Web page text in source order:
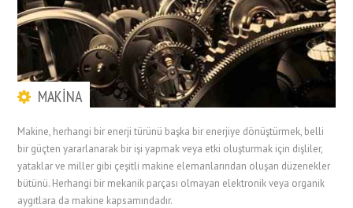
MAKİNA
Makine, herhangi bir enerji türünü başka bir enerjiye dönüştürmek, belli
bir güçten yararlanarak bir işi yapmak veya etki oluşturmak için dişliler,
yataklar ve miller gibi çeşitli makine elemanlarından oluşan düzenekler
bütünü. Herhangi bir mekanik parçası olmayan elektronik veya organik
aygıtlara da makine kapsamındadır.